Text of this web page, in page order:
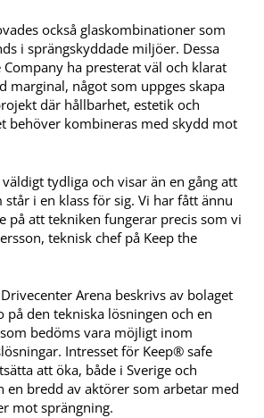
också glaskombinationer som
i sprängskyddade miljöer. Dessa
Company ha presterat väl och klarat
marginal, något som uppges skapa
där hållbarhet, estetik och
behöver kombineras med skydd mot
tydliga och visar än en gång att
står i en klass för sig. Vi har fått ännu
på att tekniken fungerar precis som vi
teknisk chef på Keep the
Arena beskrivs av bolaget
på den tekniska lösningen och en
bedöms vara möjligt inom
Intresset för Keep® safe
att öka, både i Sverige och
en bredd av aktörer som arbetar med
mot sprängning.